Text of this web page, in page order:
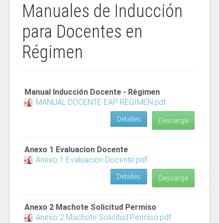
Manuales de Inducción
para Docentes en
Régimen
Manual Inducción Docente - Régimen
MANUAL DOCENTE EAP REGIMEN.pdf
Descarga
Detalles
Anexo 1 Evaluacion Docente
Anexo 1 Evaluacion Docente.pdf
Descarga
Detalles
Anexo 2 Machote Solicitud Permiso
Anexo 2 Machote Solicitud Permiso.pdf